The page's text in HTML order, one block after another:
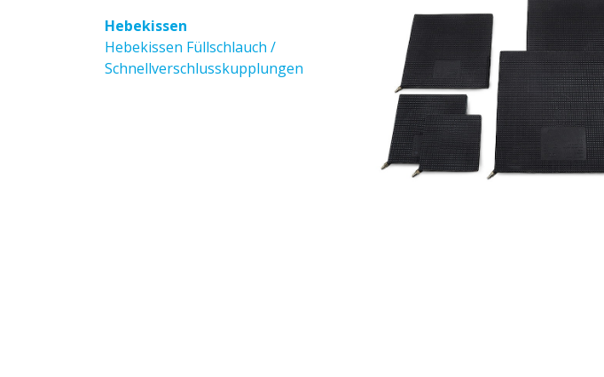
Hebekissen
Hebekissen Füllschlauch /
Schnellverschlusskupplungen